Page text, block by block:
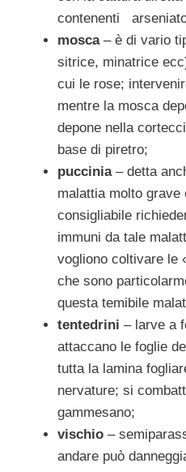
contenenti
mosca – è di vario
sitrice, minatrice
cui le rose;
mentre la mosca
depone nella
base di piretro;
puccinia – detta
malattia molto
consigliabile
immuni da tale
vogliono coltivare le
che sono
questa temibile
tentedrini – larve a
attaccano le foglie
tutta la lamina
nervature; si
gammesano;
vischio –
andare può